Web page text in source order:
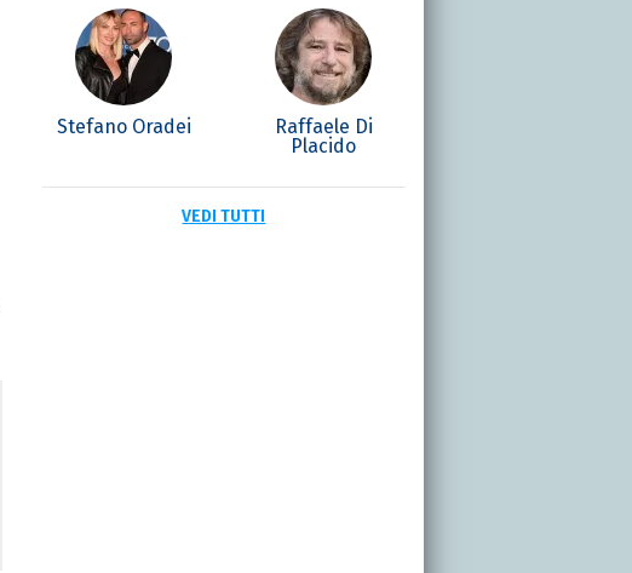
Stefano Oradei
Raffaele Di
Placido
VEDI TUTTI